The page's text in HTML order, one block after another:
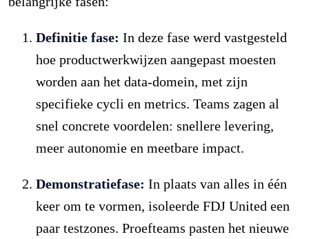
Definitie fase: In deze fase werd vastgesteld
hoe productwerkwijzen aangepast moesten
worden aan het data-domein, met zijn
specifieke cycli en metrics. Teams zagen al
snel concrete voordelen: snellere levering,
meer autonomie en meetbare impact.
Demonstratiefase: In plaats van alles in één
keer om te vormen, isoleerde FDJ United een
paar testzones. Proefteams pasten het nieuwe